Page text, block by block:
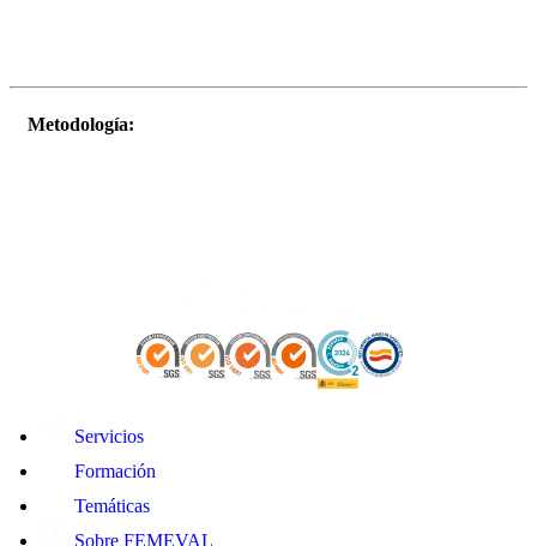
Metodología:
Servicios
Formación
Temáticas
Sobre FEMEVAL